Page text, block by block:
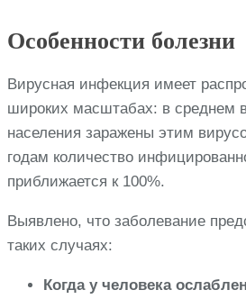
Особенности болезни
Вирусная инфекция имеет
широких масштабах: в среднем
населения заражены этим
годам количество
приближается к 100%.
Выявлено, что заболевание
таких случаях:
Когда у человека